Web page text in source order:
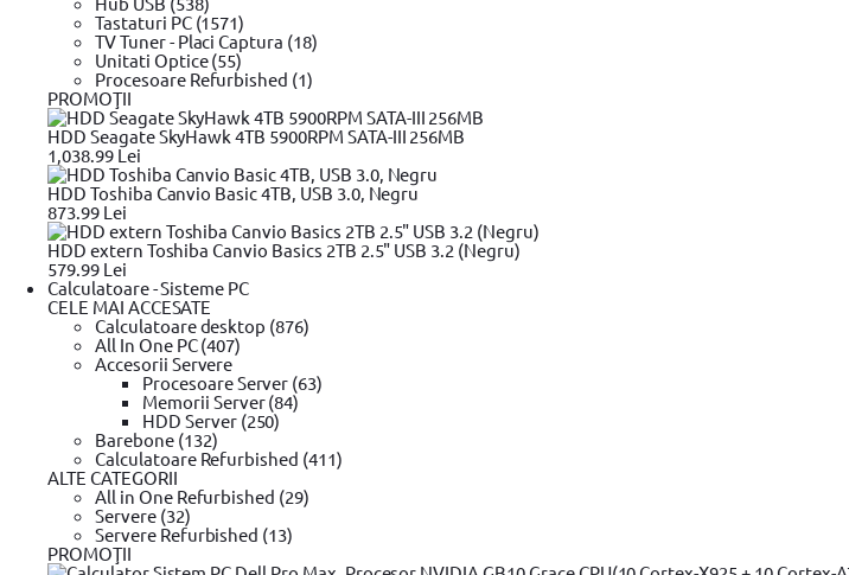
Tastaturi PC (1571)
TV Tuner - Placi Captura (18)
Unitati Optice (55)
Procesoare Refurbished (1)
PROMOŢII
HDD Seagate SkyHawk 4TB 5900RPM SATA-III 256MB
1,038.99 Lei
HDD Toshiba Canvio Basic 4TB, USB 3.0, Negru
873.99 Lei
HDD extern Toshiba Canvio Basics 2TB 2.5" USB 3.2 (Negru)
579.99 Lei
Calculatoare - Sisteme PC
CELE MAI ACCESATE
Calculatoare desktop (876)
All In One PC (407)
Accesorii Servere
Procesoare Server (63)
Memorii Server (84)
HDD Server (250)
Barebone (132)
Calculatoare Refurbished (411)
ALTE CATEGORII
All in One Refurbished (29)
Servere (32)
Servere Refurbished (13)
PROMOŢII
Alerta pret!
Pret actual:
Vreau sa aflu primul ofertele zilnice!
Compară
Intrebare tehnică?
Produse recomandate
Scurta descriere
Detalii tehnice
Review-uri
leiPRP
(TVA inclus)
00lei
In stoc furnizor
Aspersor oscilant cu reglare multidirectionala, VERTO, 15G773, 16 duze
Descrierea produsului Aspersor oscilant cu reglare multidirectionala, VERTO, 15G773, 16 duze